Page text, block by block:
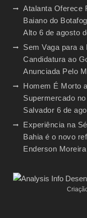
Atalanta Oferece
Baiano do
Alto 6 de agosto
Sem Vaga para a
Candidatura ao
Anunciada Pelo
Homem É Morto
Supermercado
Salvador 6 de
Experiência na
Bahia é o novo
Enderson Moreira